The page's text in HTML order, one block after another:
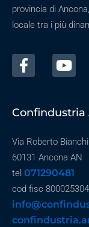
provincia di
locale tra i più
Confindustria
Via Roberto
60131 Ancona AN
tel 071290481
cod fisc